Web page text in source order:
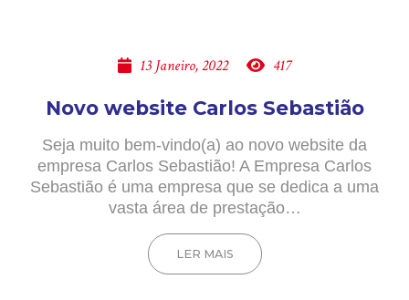
13 Janeiro, 2022 417
Novo website Carlos Sebastião
Seja muito bem-vindo(a) ao novo website da
empresa Carlos Sebastião! A Empresa Carlos
Sebastião é uma empresa que se dedica a uma
vasta área de prestação…
LER MAIS